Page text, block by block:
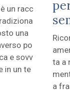
un racc
una
po
e sovv
in un te
ta a
a